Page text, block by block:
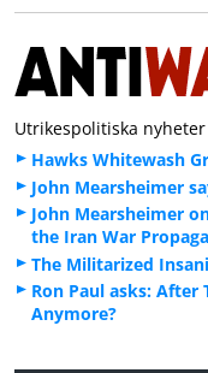
Utrikespolitiska
Hawks Whitewash
John Mearsheimer
John Mearsheimer
the Iran War
The Militarized
Ron Paul asks:
Anymore?